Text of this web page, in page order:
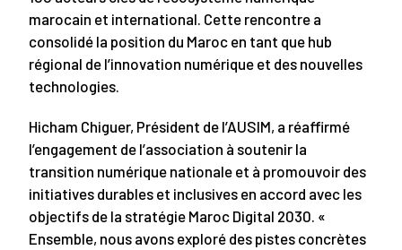
marocain et international. Cette rencontre a
consolidé la position du Maroc en tant que hub
régional de l’innovation numérique et des nouvelles
technologies.
Hicham Chiguer, Président de l’AUSIM, a réaffirmé
l’engagement de l’association à soutenir la
transition numérique nationale et à promouvoir des
initiatives durables et inclusives en accord avec les
objectifs de la stratégie Maroc Digital 2030. «
Ensemble, nous avons exploré des pistes concrètes